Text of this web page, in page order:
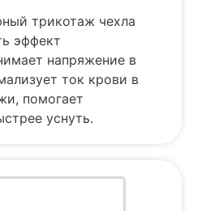
трикотаж чехла
эффект
напряжение в
ток крови в
помогает
уснуть.